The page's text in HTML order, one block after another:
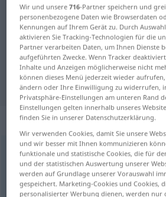
Deutsch-Slowakisch
für "reichhaltig"
"reichhaltig"
Übersetzung
„reichhaltig“
reichhaltig
Übersicht aller Übersetzungen
(Für mehr Details die Übersetzung
Wir und unsere716-Partner speichern und
personenbezogene Daten wie Browserdaten
Kennungen auf Ihrem Gerät zu. Durch
aktivieren Sie Tracking-Technologien für die
Partner verarbeiten Daten, um Ihnen Dienste
aufgeführten Zwecke. Wenn Tracker
Inhalte und Anzeigen möglicherweise nicht
können dieses Menü jederzeit wieder
ändern oder Ihre Einwilligung zu widerrufen,
Privatsphäre-Einstellungen am unteren Rand
Einstellungen gelten innerhalb unseres
finden Sie in unserer Datenschutzerklärung.
Wir verwenden Cookies, damit Sie unsere
und wir besser mit Ihnen kommunizieren
funktionale und statistische Cookies, die für
und der statistischen Auswertung unserer
werden auf Grundlage unserer Vorauswahl
gespeichert. Marketing-Cookies und Cookies,
personalisierter Werbung dienen, werden nur